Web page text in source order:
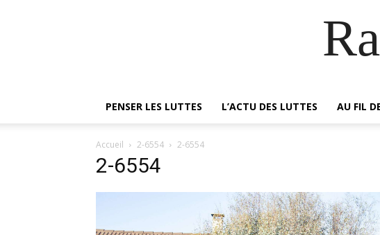
PENSER LES LUTTES L’ACTU DES LUTTES AU FIL
Accueil 2-6554 2-6554
2-6554